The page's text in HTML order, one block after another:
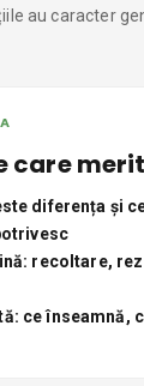
au caracter
care
diferența și
recoltare,
ce înseamnă,